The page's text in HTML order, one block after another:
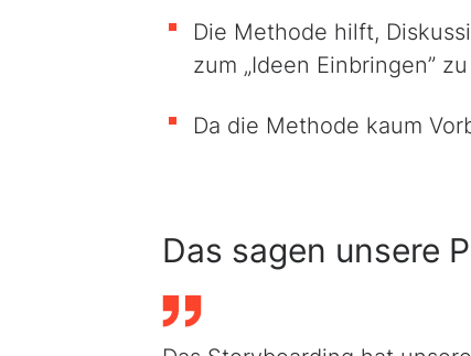
Die Methode hilft,
zum „Ideen Einbringen”
Da die Methode kaum
Das sagen unsere